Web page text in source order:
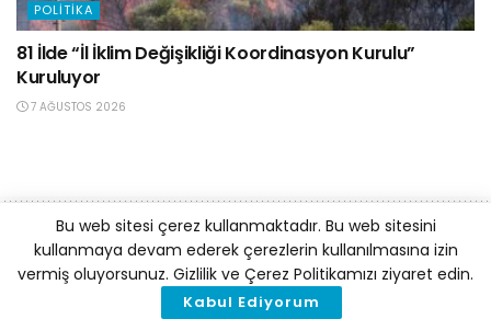
POLITIKA
81 İlde “İl İklim Değişikliği Koordinasyon Kurulu”
Kuruluyor
7 AĞUSTOS 2026
Bu web sitesi çerez kullanmaktadır. Bu web sitesini
kullanmaya devam ederek çerezlerin kullanılmasına izin
vermiş oluyorsunuz. Gizlilik ve Çerez Politikamızı ziyaret edin.
Kabul Ediyorum